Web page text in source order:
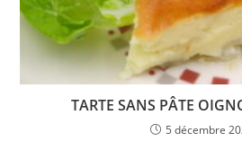
TARTE SANS PÂTE
5 décembre